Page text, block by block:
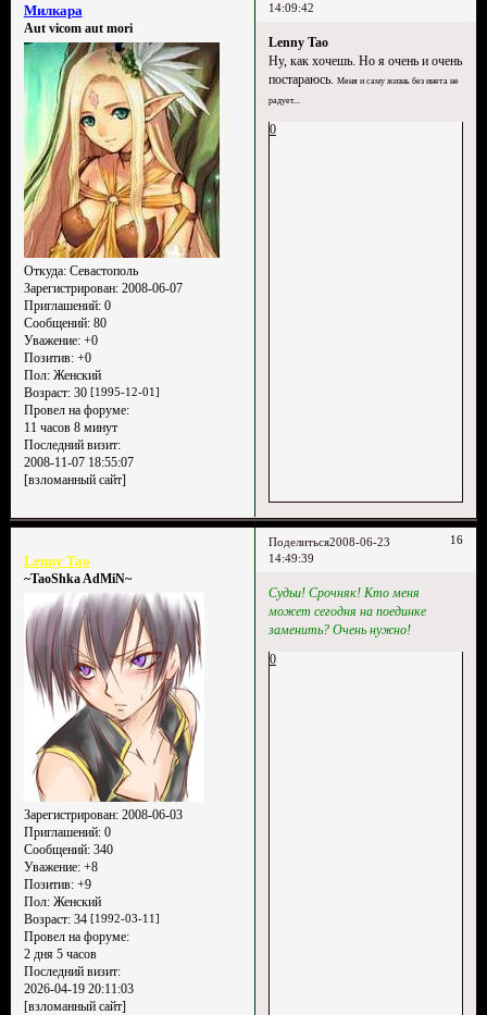
14:09:42
Милкара
Aut vicom aut mori
Откуда:Севастополь
Зарегистрирован: 2008-06-07
Приглашений:0
Сообщений:80
Уважение: +0
Позитив: +0
Пол:Женский
Возраст:30 [1995-12-01]
Провел на форуме:
11 часов 8 минут
Последний визит:
2008-11-07 18:55:07
[взломанный сайт]
Lenny Tao
Ну, как хочешь. Но я очень и очень
постараюсь. Меня и саму жизнь без инета не
радует...
0
Поделиться 16
2008-06-23
14:49:39
Lenny Tao
~TaoShka AdMiN~
Зарегистрирован: 2008-06-03
Приглашений:0
Сообщений:340
Уважение: +8
Позитив: +9
Пол:Женский
Возраст:34 [1992-03-11]
Провел на форуме:
2 дня 5 часов
Последний визит:
2026-04-19 20:11:03
[взломанный сайт]
Судьи! Срочняк! Кто меня
может сегодня на поединке
заменить? Очень нужно!
0